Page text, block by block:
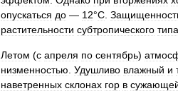
опускаться до — 12°С
растительности субтропического типа
Летом (с апреля по сентябрь)
низменностью Удушливо влажный и
наветренных склонах гор в